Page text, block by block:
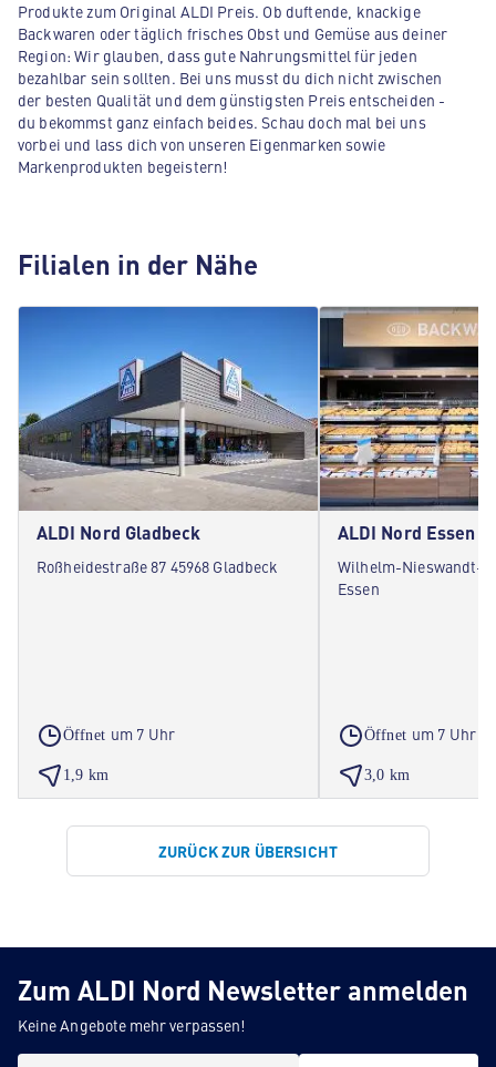
Produkte zum Original ALDI Preis. Ob duftende, knackige
Backwaren oder täglich frisches Obst und Gemüse aus deiner
Region: Wir glauben, dass gute Nahrungsmittel für jeden
bezahlbar sein sollten. Bei uns musst du dich nicht zwischen
der besten Qualität und dem günstigsten Preis entscheiden -
du bekommst ganz einfach beides. Schau doch mal bei uns
vorbei und lass dich von unseren Eigenmarken sowie
Markenprodukten begeistern!
Filialen in der Nähe
ALDI Nord Gladbeck
Roßheidestraße 87 45968 Gladbeck
Öffnet um 7 Uhr
1,9 km
ALDI Nord Essen
Wilhelm-Nieswandt-
Essen
Öffnet um 7 Uhr
3,0 km
ZURÜCK ZUR ÜBERSICHT
Zum ALDI Nord Newsletter anmelden
Keine Angebote mehr verpassen!